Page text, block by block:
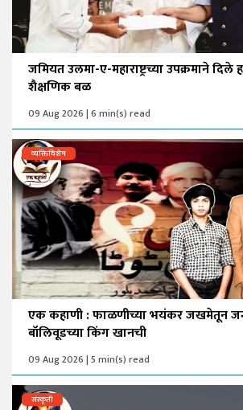
जमियत उलमा-ए-महाराष्ट्रच्या उपक्रमाने दिले
शैक्षणिक बळ
09 Aug 2026 | 6 min(s) read
व्यक्तिविशेष
एक कहाणी : फाळणीच्या भयंकर जखमेतून
बॉलिवूडच्या किंग खानची
09 Aug 2026 | 5 min(s) read
संस्कृती